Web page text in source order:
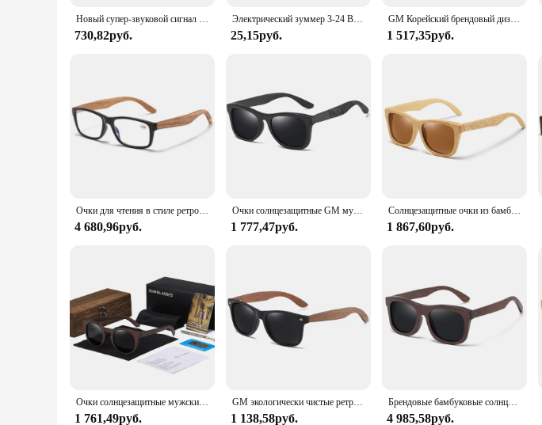
Новый супер-звуковой сигнал 300 дБ для 12 в источник питания автомобильный-лодочный мотоцикл Автомобильный громкоговоритель Автомобильный Динамик Звуковой сигнал автомобиль
730,82руб.
Электрический зуммер 3-24 В, автомобильный сигнал тревоги подходит для большинства дисплеев, детали сигнала, охранная сирена 12 В постоянного тока, автомобильный резервный сигнал тревоги
25,15руб.
GM Корейский брендовый дизайн МУЖСКИЕ солнцезащитные очки для женщин и мужчин из ацетата высшего качества, популярные солнцезащитные очки с оригинальным футляром S6305
1 517,35руб.
Очки для чтения в стиле ретро с защитой от синего излучения, модные очки для чтения с бамбуковым покрытием для мужчин и женщин, очки для чтения
4 680,96руб.
Очки солнцезащитные GM мужские/женские деревянные, роскошные брендовые дизайнерские винтажные Поляризационные солнечные очки с футляром
1 777,47руб.
Солнцезащитные очки из бамбука, с поляризацией, ручной работы
1 867,60руб.
Очки солнцезащитные мужские/женские с деревянными дужками и защитой UV400
1 761,49руб.
GM экологически чистые ретро солнцезащитные очки из орехового дерева UV400 поляризационные бамбуковые солнцезащитные очки мужские модные модные антисиние линзы 7061h
1 138,58руб.
Брендовые бамбуковые солнцезащитные очки GM, поляризованные очки ручной работы из натурального бамбука, деревянная оправа и принимаются индивидуальные логотипы, биоразлагаемые экологически чистые очки
4 985,58руб.